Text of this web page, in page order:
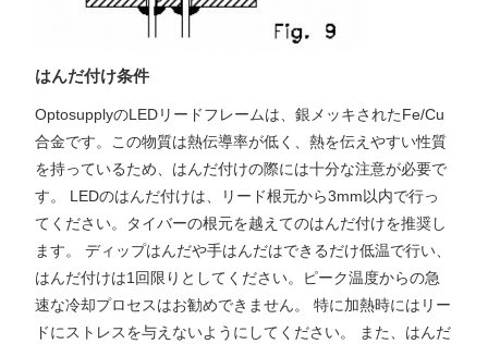
はんだ付け条件
OptosupplyのLEDリードフレームは、銀メッキされたFe/Cu
合金です。この物質は熱伝導率が低く、熱を伝えやすい性質
を持っているため、はんだ付けの際には十分な注意が必要で
す。 LEDのはんだ付けは、リード根元から3mm以内で行っ
てください。タイバーの根元を越えてのはんだ付けを推奨し
ます。 ディップはんだや手はんだはできるだけ低温で行い、
はんだ付けは1回限りとしてください。ピーク温度からの急
速な冷却プロセスはお勧めできません。 特に加熱時にはリー
ドにストレスを与えないようにしてください。 また、はんだ